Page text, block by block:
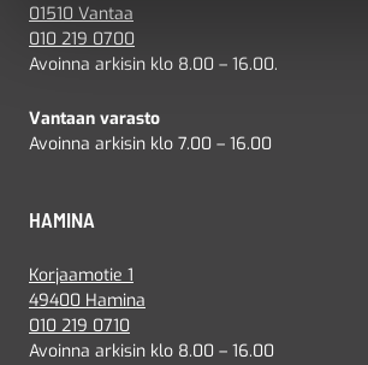
01510 Vantaa
010 219 0700
Avoinna arkisin klo 8.00 – 16.00.
Vantaan varasto
Avoinna arkisin klo 7.00 – 16.00
HAMINA
Korjaamotie 1
49400 Hamina
010 219 0710
Avoinna arkisin klo 8.00 – 16.00